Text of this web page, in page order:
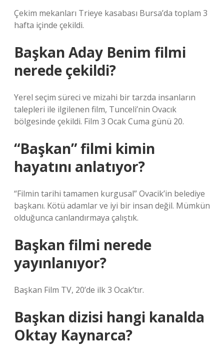
Çekim mekanları Trieye kasabası Bursa’da toplam 3
hafta içinde çekildi.
Başkan Aday Benim filmi
nerede çekildi?
Yerel seçim süreci ve mizahi bir tarzda insanların
talepleri ile ilgilenen film, Tunceli’nin Ovacık
bölgesinde çekildi. Film 3 Ocak Cuma günü 20.
“Başkan” filmi kimin
hayatını anlatıyor?
“Filmin tarihi tamamen kurgusal” Ovacik’in belediye
başkanı. Kötü adamlar ve iyi bir insan değil. Mümkün
olduğunca canlandırmaya çalıştık.
Başkan filmi nerede
yayınlanıyor?
Başkan Film TV, 20’de ilk 3 Ocak’tır.
Başkan dizisi hangi kanalda
Oktay Kaynarca?